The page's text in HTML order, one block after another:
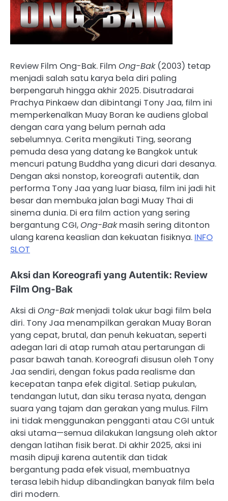
Review Film Ong-Bak. Film Ong-Bak(2003) tetap
menjadi salah satu karya bela diri paling
berpengaruh hingga akhir 2025. Disutradarai
Prachya Pinkaew dan dibintangi Tony Jaa, film ini
memperkenalkan Muay Boran ke audiens global
dengan cara yang belum pernah ada
sebelumnya. Cerita mengikuti Ting, seorang
pemuda desa yang datang ke Bangkok untuk
mencuri patung Buddha yang dicuri dari desanya.
Dengan aksi nonstop, koreografi autentik, dan
performa Tony Jaa yang luar biasa, film ini jadi hit
besar dan membuka jalan bagi Muay Thai di
sinema dunia. Di era film action yang sering
bergantung CGI,Ong-Bakmasih sering ditonton
ulang karena keaslian dan kekuatan fisiknya. INFO
SLOT
Aksi dan Koreografi yang Autentik: Review
Film Ong-Bak
Aksi di Ong-Bakmenjadi tolak ukur bagi film bela
diri. Tony Jaa menampilkan gerakan Muay Boran
yang cepat, brutal, dan penuh kekuatan, seperti
adegan lari di atap rumah atau pertarungan di
pasar bawah tanah. Koreografi disusun oleh Tony
Jaa sendiri, dengan fokus pada realisme dan
kecepatan tanpa efek digital. Setiap pukulan,
tendangan lutut, dan siku terasa nyata, dengan
suara yang tajam dan gerakan yang mulus. Film
ini tidak menggunakan pengganti atau CGI untuk
aksi utama—semua dilakukan langsung oleh aktor
dengan latihan fisik berat. Di akhir 2025, aksi ini
masih dipuji karena autentik dan tidak
bergantung pada efek visual, membuatnya
terasa lebih hidup dibandingkan banyak film bela
diri modern.